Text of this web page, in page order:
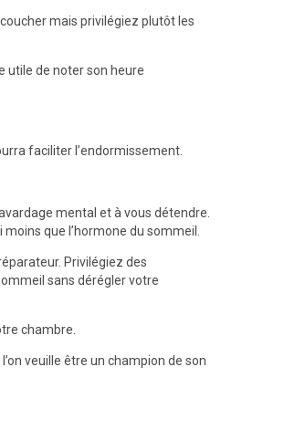
mais privilégiez plutôt les
utile de noter son heure
faciliter l’endormissement.
mental et à vous détendre.
moins que l’hormone du sommeil.
Privilégiez des
sans dérégler votre
chambre.
veuille être un champion de son